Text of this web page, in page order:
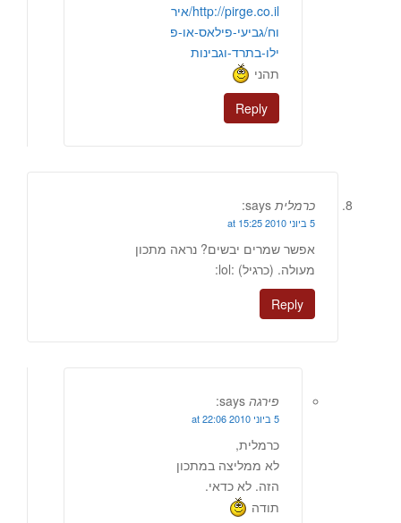
http://pirge.co.il/איר
וח/גביעי-פילאס-או-פ
ילו-בתרד-וגבינות
תהני
Reply
כרמלית says:
5 ביוני 2010 at 15:25
אפשר שמרים יבשים? נראה מתכון
מעולה. (כרגיל) :lol:
Reply
פירגה says:
5 ביוני 2010 at 22:06
כרמלית,
לא ממליצה במתכון
הזה. לא כדאי.
תודה